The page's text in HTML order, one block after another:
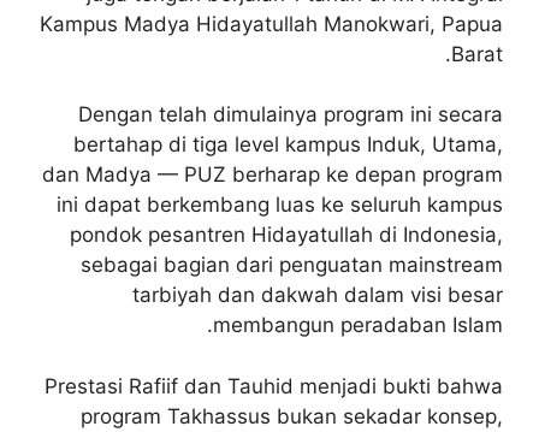
Kampus Madya Hidayatullah Manokwari, Papua
Barat.
Dengan telah dimulainya program ini secara
bertahap di tiga level kampus Induk, Utama,
dan Madya — PUZ berharap ke depan program
ini dapat berkembang luas ke seluruh kampus
pondok pesantren Hidayatullah di Indonesia,
sebagai bagian dari penguatan mainstream
tarbiyah dan dakwah dalam visi besar
membangun peradaban Islam.
Prestasi Rafiif dan Tauhid menjadi bukti bahwa
program Takhassus bukan sekadar konsep,